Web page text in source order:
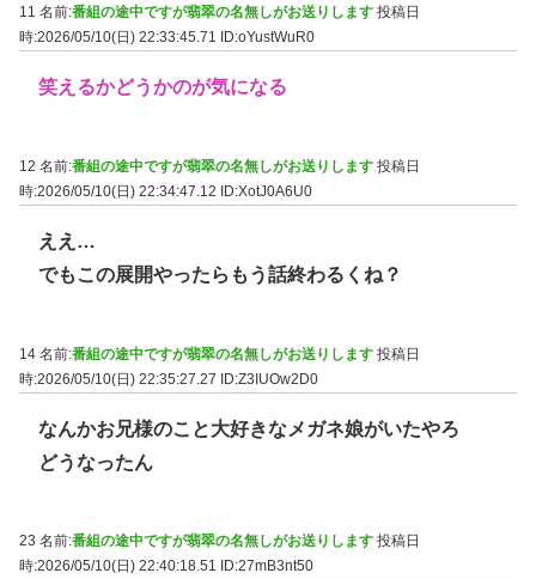
11 名前:番組の途中ですが翡翠の名無しがお送りします 投稿日
時:2026/05/10(日) 22:33:45.71
ID:oYustWuR0
笑えるかどうかのが気になる
12 名前:番組の途中ですが翡翠の名無しがお送りします 投稿日
時:2026/05/10(日) 22:34:47.12
ID:XotJ0A6U0
ええ…
でもこの展開やったらもう話終わるくね？
14 名前:番組の途中ですが翡翠の名無しがお送りします 投稿日
時:2026/05/10(日) 22:35:27.27 ID:Z3IUOw2D0
なんかお兄様のこと大好きなメガネ娘がいたやろ
どうなったん
23 名前:番組の途中ですが翡翠の名無しがお送りします 投稿日
時:2026/05/10(日) 22:40:18.51
ID:27mB3nt50